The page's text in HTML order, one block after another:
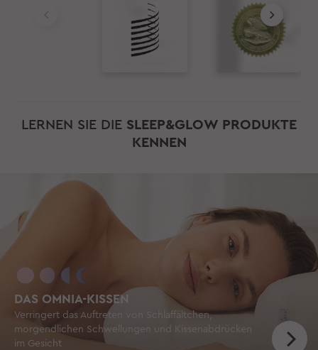
LERNEN SIE DIE SLEEP&GLOW PRODUKTE
KENNEN
DAS OMNIA-KISSEN
Verringert das Auftreten von Schlaffältchen,
morgendlichen Schwellungen und Kissenabdrücken
im Gesicht